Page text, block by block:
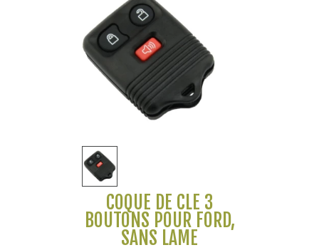
COQUE DE CLÉ 3
BOUTONS POUR FORD,
SANS LAME